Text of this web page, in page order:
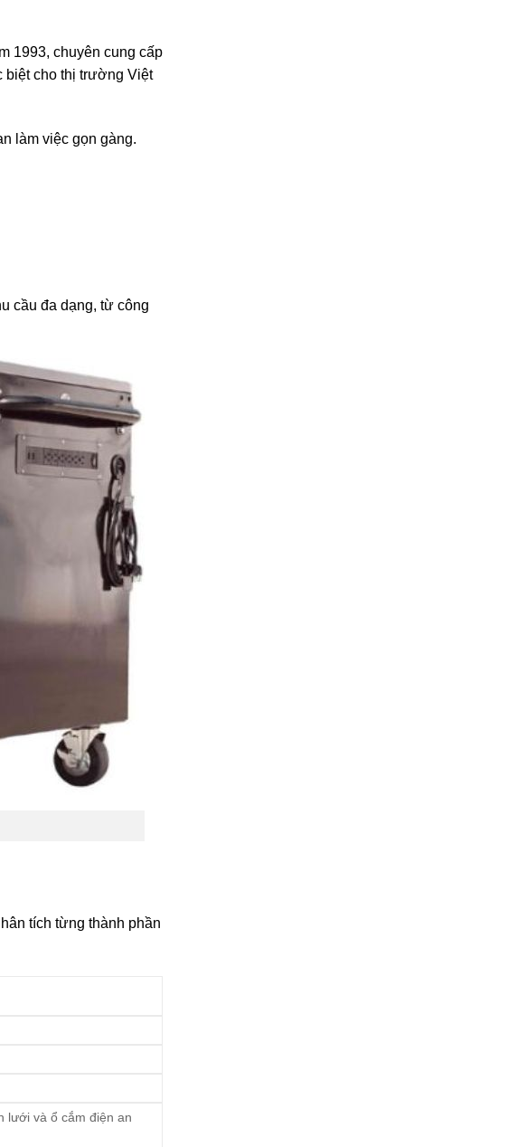
1993, chuyên cung cấp
biệt cho thị trường Việt
làm việc gọn gàng.
cầu đa dạng, từ công
tích từng thành phần
lưới và ổ cắm điện an